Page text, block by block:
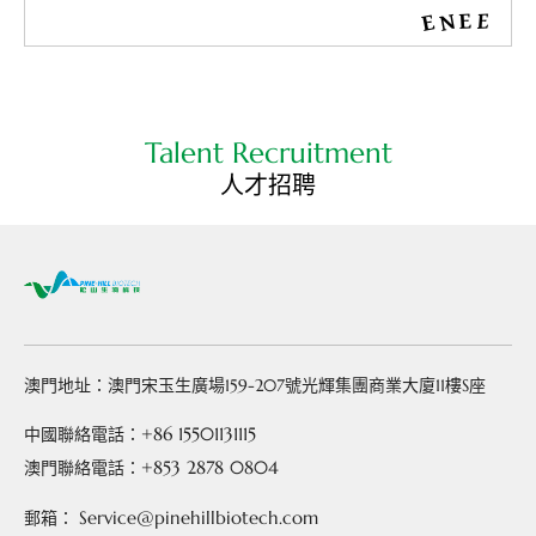
Talent Recruitment
人才招聘
澳門地址：澳門宋玉生廣場159-207號光輝集團商業大廈11樓S座
中國聯絡電話： +86 15501131115
澳門聯絡電話： +853 2878 0804
郵箱： Service@pinehillbiotech.com